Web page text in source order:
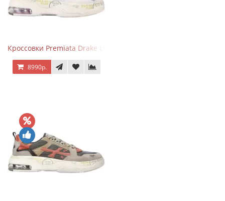
Кроссовки Premiata Drake Light Beige Silver
8990р.